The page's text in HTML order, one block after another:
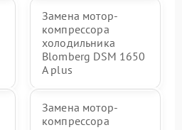
Замена мотор-
компрессора
холодильника
Blomberg DSM 1650
A plus
Замена мотор-
компрессора